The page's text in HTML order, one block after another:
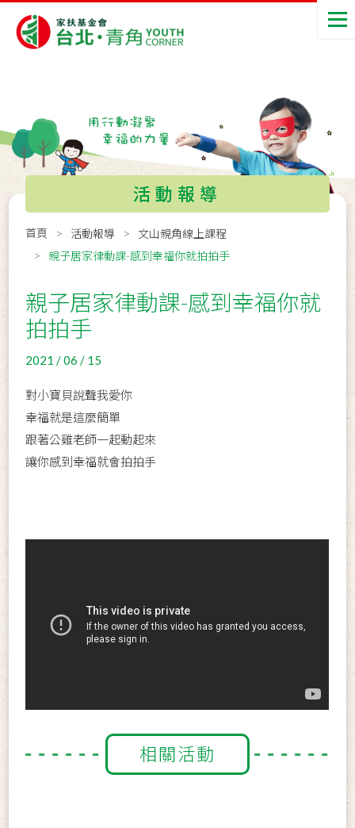
活動報導
首頁 活動報導
文山親角線上課程
親子居家律動課-感到幸福你就拍拍手
親子居家律動課-感到幸福你就
拍拍手
2021 / 06 / 15
對小寶貝說聲我愛你
幸福就是這麼簡單
跟著公雞老師一起動起來
讓你感到幸福就會拍拍手
相關活動